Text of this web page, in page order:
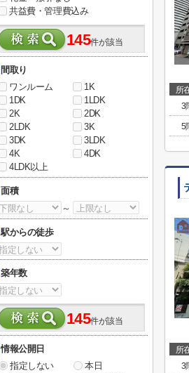
所
3
5
所
3
共益費・管理費込み
145件が該当
間取り
ワンルーム
1K
1DK
1LDK
2K
2DK
2LDK
3K
3DK
3LDK
4K
4DK
4LDK以上
面積
～
駅からの徒歩
築年数
145件が該当
情報公開日
指定しない
本日